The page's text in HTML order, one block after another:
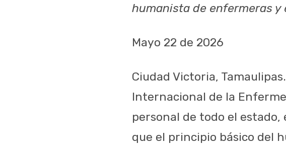
humanista de enfermeras y
Mayo 22 de 2026
Ciudad Victoria,
Internacional de la
personal de todo el
que el principio básico del